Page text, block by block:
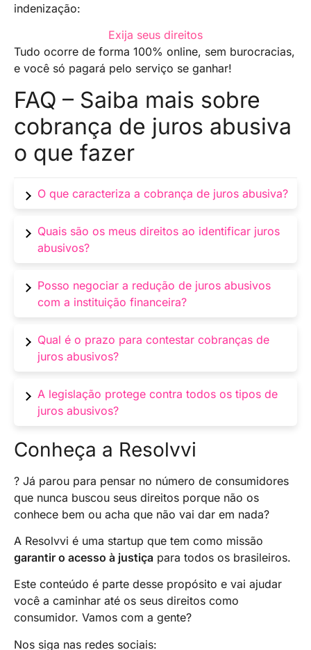
indenização:
Exija seus direitos
Tudo ocorre de forma 100% online, sem burocracias,
e você só pagará pelo serviço se ganhar!
FAQ – Saiba mais sobre
cobrança de juros abusiva
o que fazer
O que caracteriza a cobrança de juros abusiva?
Juros que ultrapassam os limites legais
estabelecidos, tornando a cobrança excessiva
e injusta.
Quais são os meus direitos ao identificar juros
abusivos?
O consumidor tem o direito de contestar a
cobrança, buscar a regularização da situação
e, se necessário, recorrer à justiça.
Posso negociar a redução de juros abusivos
com a instituição financeira?
Sim, muitas instituições estão abertas à
negociação. Explicaremos como abordar essa
questão de maneira eficaz.
Qual é o prazo para contestar cobranças de
juros abusivos?
Os prazos variam, mas é crucial agir
rapidamente para garantir uma solução mais
eficaz.
A legislação protege contra todos os tipos de
juros abusivos?
Resposta: Exploraremos as principais leis e
regulamentações relacionadas à proteção do
consumidor contra cobranças indevidas.
Conheça a Resolvvi
? Já parou para pensar no número de consumidores
que nunca buscou seus direitos porque não os
conhece bem ou acha que não vai dar em nada?
A Resolvvi é uma startup que tem como missão
garantir o acesso à justiça para todos os brasileiros.
Este conteúdo é parte desse propósito e vai ajudar
você a caminhar até os seus direitos como
consumidor. Vamos com a gente?
Nos siga nas redes sociais: